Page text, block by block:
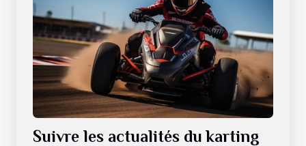
Suivre les actualités du karting